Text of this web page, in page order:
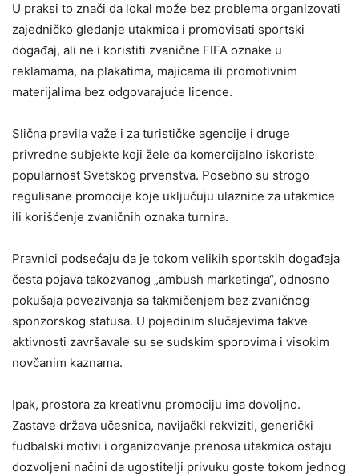
U praksi to znači da lokal može bez problema organizovati
zajedničko gledanje utakmica i promovisati sportski
događaj, ali ne i koristiti zvanične FIFA oznake u
reklamama, na plakatima, majicama ili promotivnim
materijalima bez odgovarajuće licence.
Slična pravila važe i za turističke agencije i druge
privredne subjekte koji žele da komercijalno iskoriste
popularnost Svetskog prvenstva. Posebno su strogo
regulisane promocije koje uključuju ulaznice za utakmice
ili korišćenje zvaničnih oznaka turnira.
Pravnici podsećaju da je tokom velikih sportskih događaja
česta pojava takozvanog „ambush marketinga“, odnosno
pokušaja povezivanja sa takmičenjem bez zvaničnog
sponzorskog statusa. U pojedinim slučajevima takve
aktivnosti završavale su se sudskim sporovima i visokim
novčanim kaznama.
Ipak, prostora za kreativnu promociju ima dovoljno.
Zastave država učesnica, navijački rekviziti, generički
fudbalski motivi i organizovanje prenosa utakmica ostaju
dozvoljeni načini da ugostitelji privuku goste tokom jednog